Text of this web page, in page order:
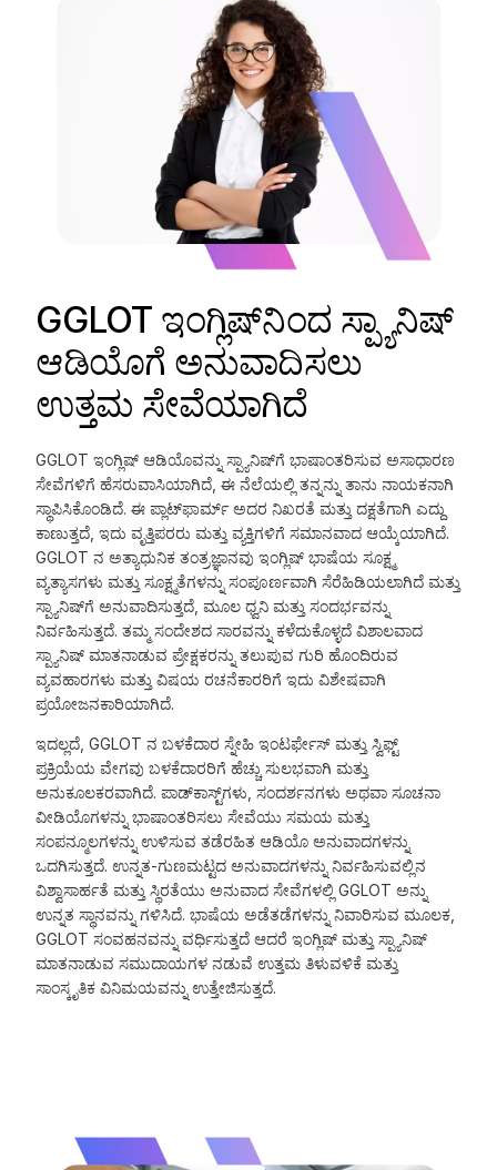
GGLOT ಇಂಗ್ಲಿಷ್‌ನಿಂದ ಸ್ಪ್ಯಾನಿಷ್
ಆಡಿಯೊಗೆ ಅನುವಾದಿಸಲು
ಉತ್ತಮ ಸೇವೆಯಾಗಿದೆ
GGLOT ಇಂಗ್ಲಿಷ್ ಆಡಿಯೊವನ್ನು ಸ್ಪ್ಯಾನಿಷ್‌ಗೆ ಭಾಷಾಂತರಿಸುವ ಅಸಾಧಾರಣ
ಸೇವೆಗಳಿಗೆ ಹೆಸರುವಾಸಿಯಾಗಿದೆ, ಈ ನೆಲೆಯಲ್ಲಿ ತನ್ನನ್ನು ತಾನು ನಾಯಕನಾಗಿ
ಸ್ಥಾಪಿಸಿಕೊಂಡಿದೆ. ಈ ಪ್ಲಾಟ್‌ಫಾರ್ಮ್ ಅದರ ನಿಖರತೆ ಮತ್ತು ದಕ್ಷತೆಗಾಗಿ ಎದ್ದು
ಕಾಣುತ್ತದೆ, ಇದು ವೃತ್ತಿಪರರು ಮತ್ತು ವ್ಯಕ್ತಿಗಳಿಗೆ ಸಮಾನವಾದ ಆಯ್ಕೆಯಾಗಿದೆ.
GGLOT ನ ಅತ್ಯಾಧುನಿಕ ತಂತ್ರಜ್ಞಾನವು ಇಂಗ್ಲಿಷ್ ಭಾಷೆಯ ಸೂಕ್ಷ್ಮ
ವ್ಯತ್ಯಾಸಗಳು ಮತ್ತು ಸೂಕ್ಷ್ಮತೆಗಳನ್ನು ಸಂಪೂರ್ಣವಾಗಿ ಸೆರೆಹಿಡಿಯಲಾಗಿದೆ ಮತ್ತು
ಸ್ಪ್ಯಾನಿಷ್‌ಗೆ ಅನುವಾದಿಸುತ್ತದೆ, ಮೂಲ ಧ್ವನಿ ಮತ್ತು ಸಂದರ್ಭವನ್ನು
ನಿರ್ವಹಿಸುತ್ತದೆ. ತಮ್ಮ ಸಂದೇಶದ ಸಾರವನ್ನು ಕಳೆದುಕೊಳ್ಳದೆ ವಿಶಾಲವಾದ
ಸ್ಪ್ಯಾನಿಷ್ ಮಾತನಾಡುವ ಪ್ರೇಕ್ಷಕರನ್ನು ತಲುಪುವ ಗುರಿ ಹೊಂದಿರುವ
ವ್ಯವಹಾರಗಳು ಮತ್ತು ವಿಷಯ ರಚನೆಕಾರರಿಗೆ ಇದು ವಿಶೇಷವಾಗಿ
ಪ್ರಯೋಜನಕಾರಿಯಾಗಿದೆ.
ಇದಲ್ಲದೆ, GGLOT ನ ಬಳಕೆದಾರ ಸ್ನೇಹಿ ಇಂಟರ್ಫೇಸ್ ಮತ್ತು ಸ್ವಿಫ್ಟ್
ಪ್ರಕ್ರಿಯೆಯ ವೇಗವು ಬಳಕೆದಾರರಿಗೆ ಹೆಚ್ಚು ಸುಲಭವಾಗಿ ಮತ್ತು
ಅನುಕೂಲಕರವಾಗಿದೆ. ಪಾಡ್‌ಕಾಸ್ಟ್‌ಗಳು, ಸಂದರ್ಶನಗಳು ಅಥವಾ ಸೂಚನಾ
ವೀಡಿಯೊಗಳನ್ನು ಭಾಷಾಂತರಿಸಲು ಸೇವೆಯು ಸಮಯ ಮತ್ತು
ಸಂಪನ್ಮೂಲಗಳನ್ನು ಉಳಿಸುವ ತಡೆರಹಿತ ಆಡಿಯೊ ಅನುವಾದಗಳನ್ನು
ಒದಗಿಸುತ್ತದೆ. ಉನ್ನತ-ಗುಣಮಟ್ಟದ ಅನುವಾದಗಳನ್ನು ನಿರ್ವಹಿಸುವಲ್ಲಿನ
ವಿಶ್ವಾಸಾರ್ಹತೆ ಮತ್ತು ಸ್ಥಿರತೆಯು ಅನುವಾದ ಸೇವೆಗಳಲ್ಲಿ GGLOT ಅನ್ನು
ಉನ್ನತ ಸ್ಥಾನವನ್ನು ಗಳಿಸಿದೆ. ಭಾಷೆಯ ಅಡೆತಡೆಗಳನ್ನು ನಿವಾರಿಸುವ ಮೂಲಕ,
GGLOT ಸಂವಹನವನ್ನು ವರ್ಧಿಸುತ್ತದೆ ಆದರೆ ಇಂಗ್ಲಿಷ್ ಮತ್ತು ಸ್ಪ್ಯಾನಿಷ್
ಮಾತನಾಡುವ ಸಮುದಾಯಗಳ ನಡುವೆ ಉತ್ತಮ ತಿಳುವಳಿಕೆ ಮತ್ತು
ಸಾಂಸ್ಕೃತಿಕ ವಿನಿಮಯವನ್ನು ಉತ್ತೇಜಿಸುತ್ತದೆ.